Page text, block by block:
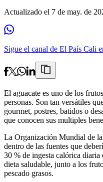
Actualizado el 7 de may. de
Sigue el canal de El País Cali
El aguacate es uno de los
personas. Son tan versátiles
gourmet, postres, batidos o
que conocen sus multiples
La Organización Mundial de
dentro de las fuentes que
30 % de ingesta calórica diaria
dieta saludable, junto a los
pescado grasos.